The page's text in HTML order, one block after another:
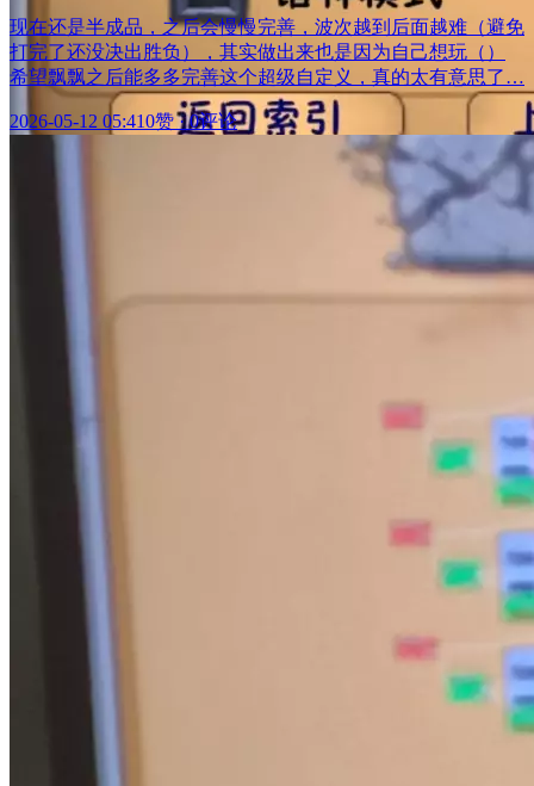
现在还是半成品，之后会慢慢完善，波次越到后面越难（避免
打完了还没决出胜负），其实做出来也是因为自己想玩（）
希望飘飘之后能多多完善这个超级自定义，真的太有意思了…
2026-05-12 05:410赞·0评论